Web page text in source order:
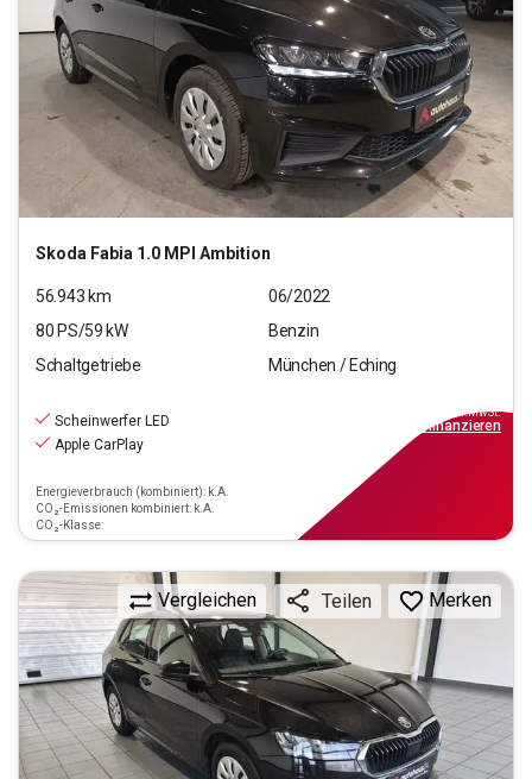
Skoda Fabia 1.0 MPI Ambition
56.943 km
06/2022
80 PS/59 kW
Benzin
Schaltgetriebe
München / Eching
Scheinwerfer LED
Apple CarPlay
Energieverbrauch (kombiniert): k.A.
CO₂-Emissionen kombiniert: k.A.
CO₂-Klasse:
inkl.MwSt.
finanzieren
Vergleichen Teilen Merken